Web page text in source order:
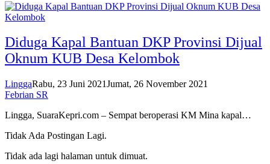
Diduga Kapal Bantuan DKP Provinsi Dijual
Oknum KUB Desa Kelombok
LinggaRabu, 23 Juni 2021Jumat, 26 November 2021
Febrian SR
Lingga, SuaraKepri.com – Sempat beroperasi KM Mina kapal…
Tidak Ada Postingan Lagi.
Tidak ada lagi halaman untuk dimuat.